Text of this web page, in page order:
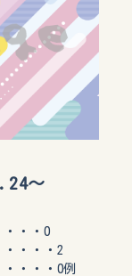
～
・・0
・・・2
・・・0例